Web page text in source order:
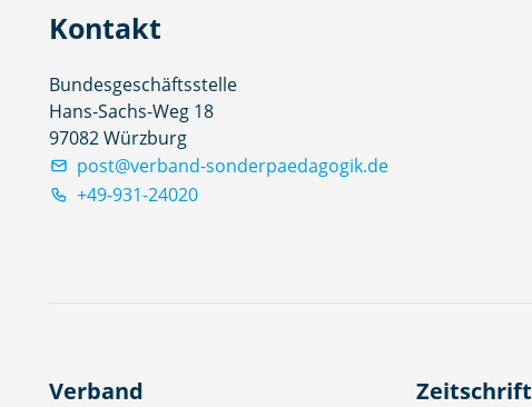
Kontakt
Bundesgeschäftsstelle
Hans-Sachs-Weg 18
97082 Würzburg
post@verband-sonderpaedagogik.de
+49-931-24020
Verband Zeitschrift